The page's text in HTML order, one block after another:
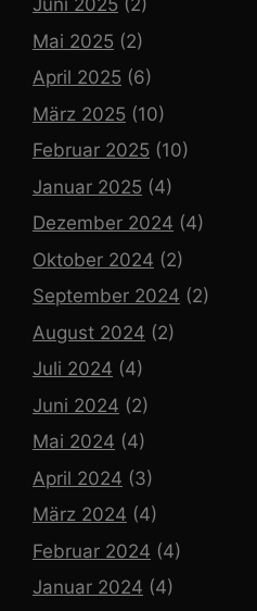
Juni 2025 (2)
Mai 2025 (2)
April 2025 (6)
März 2025 (10)
Februar 2025 (10)
Januar 2025 (4)
Dezember 2024 (4)
Oktober 2024 (2)
September 2024 (2)
August 2024 (2)
Juli 2024 (4)
Juni 2024 (2)
Mai 2024 (4)
April 2024 (3)
März 2024 (4)
Februar 2024 (4)
Januar 2024 (4)